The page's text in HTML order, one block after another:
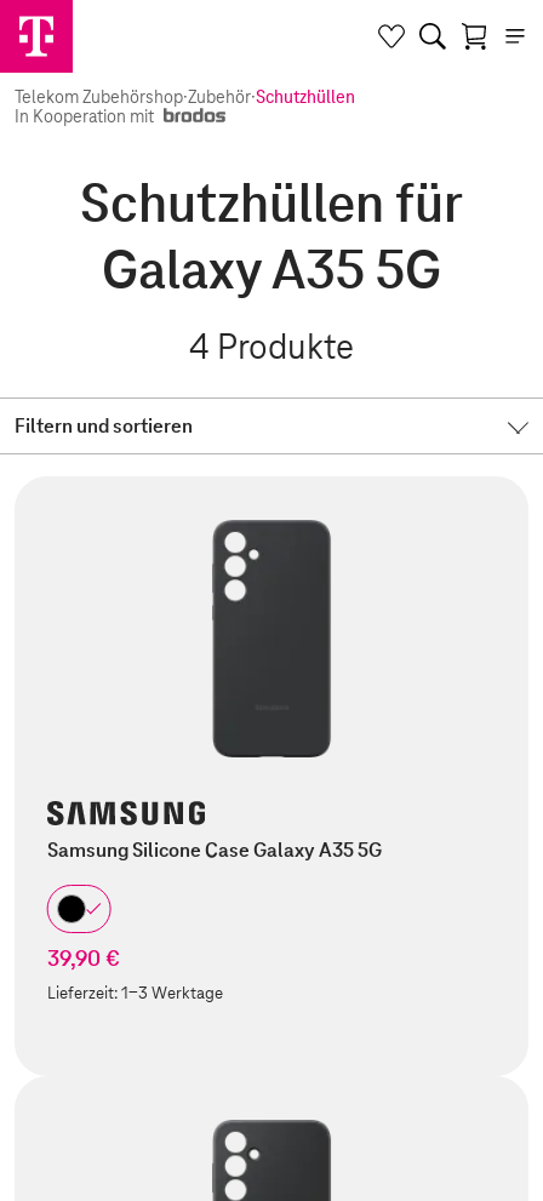
Telekom Zubehörshop·Zubehör·Schutzhüllen
In Kooperation mit
Schutzhüllen für
Galaxy A35 5G
4 Produkte
Filtern und sortieren
Samsung Silicone Case Galaxy A35 5G
39,90 €
Lieferzeit:1-3 Werktage